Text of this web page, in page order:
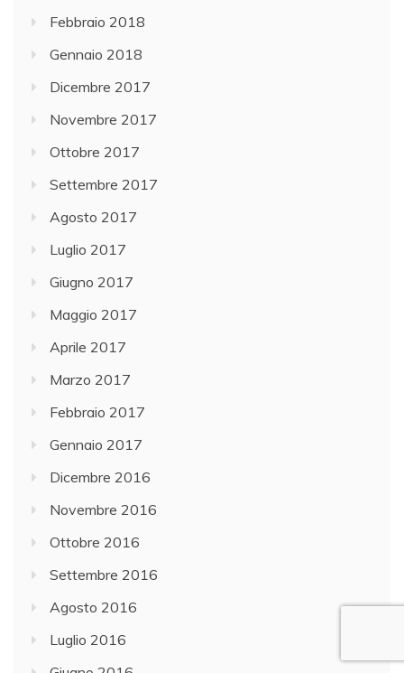
Febbraio 2018
Gennaio 2018
Dicembre 2017
Novembre 2017
Ottobre 2017
Settembre 2017
Agosto 2017
Luglio 2017
Giugno 2017
Maggio 2017
Aprile 2017
Marzo 2017
Febbraio 2017
Gennaio 2017
Dicembre 2016
Novembre 2016
Ottobre 2016
Settembre 2016
Agosto 2016
Luglio 2016